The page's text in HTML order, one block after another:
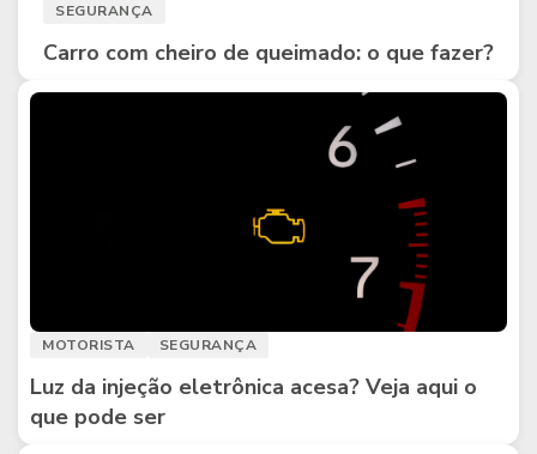
SEGURANÇA
Carro com cheiro de queimado: o que fazer?
MOTORISTA SEGURANÇA
Luz da injeção eletrônica acesa? Veja aqui o
que pode ser